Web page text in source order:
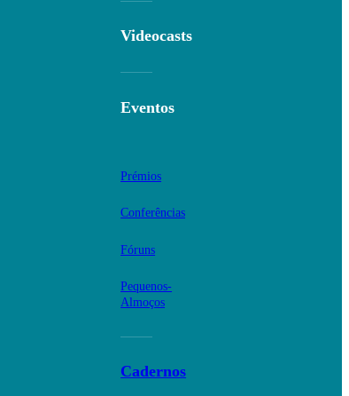
Videocasts
Eventos
Prémios
Conferências
Fóruns
Pequenos-
Almoços
Cadernos